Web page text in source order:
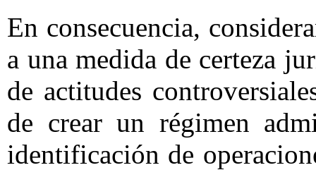
En consecuencia,
a una medida de certeza
de actitudes
de crear un régimen
identificación de